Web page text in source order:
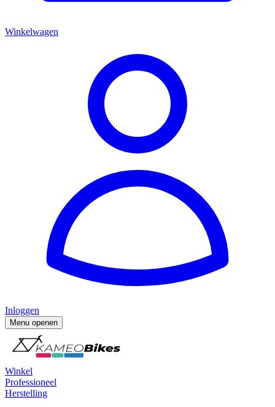
Winkelwagen
Inloggen
Menu openen
Winkel
Professioneel
Herstelling